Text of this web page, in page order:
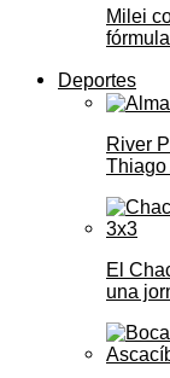
Milei
Deportes
River
Thiago
El
una